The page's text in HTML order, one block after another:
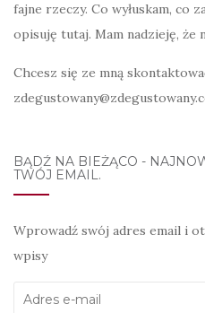
fajne rzeczy. Co wyłuskam, co
opisuję tutaj. Mam nadzieję, że
Chcesz się ze mną
BĄDŹ NA BIEŻĄCO -
TWÓJ EMAIL.
Wprowadź swój adres email i
wpisy
Adres